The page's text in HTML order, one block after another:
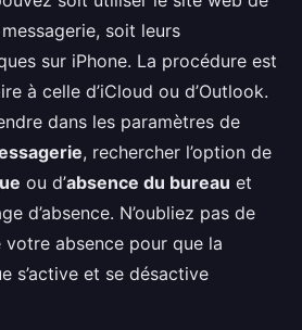
soit leurs
sur iPhone. La procédure est
à celle d’iCloud ou d’Outlook.
dans les paramètres de
, rechercher l’option de
ou d’absence du bureau et
d’absence. N’oubliez pas de
absence pour que la
s’active et se désactive